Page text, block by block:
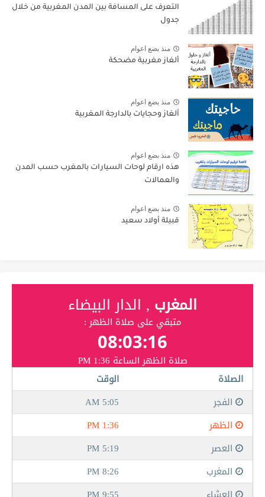
التعرف على المسافة بين المدن المغربية من خلال
جدول
منذ بضع اعوام
ألغاز مغربية مضحكة
منذ بضع اعوام
ألغاز وحجايات بالدارجة المغربية
منذ بضع اعوام
هذه ارقام لوحات السيارات بالمغرب حسب المدن
والعمالات
منذ بضع اعوام
قبيلة أولاد سعيد